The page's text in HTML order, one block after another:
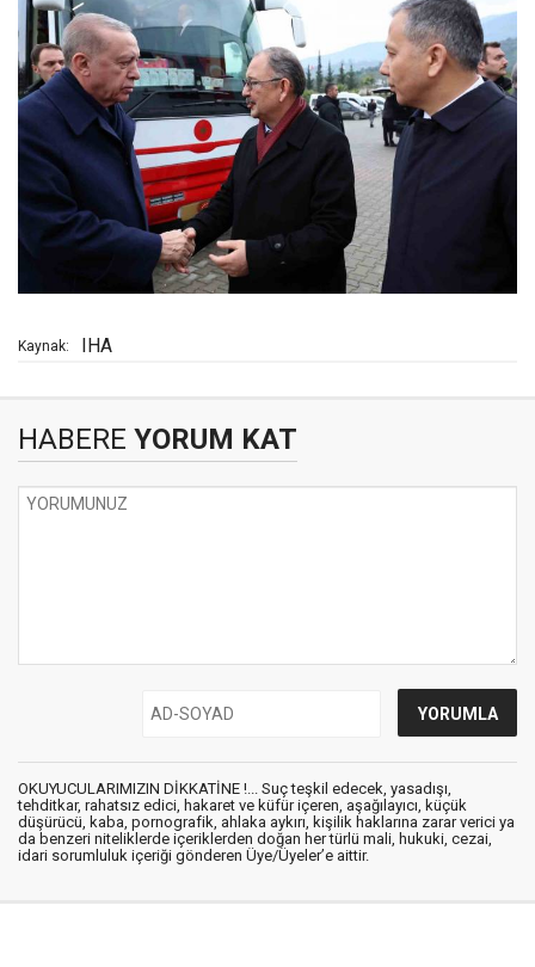
Kaynak: IHA
HABERE YORUM KAT
OKUYUCULARIMIZIN DİKKATİNE !... Suç teşkil edecek, yasadışı,
tehditkar, rahatsız edici, hakaret ve küfür içeren, aşağılayıcı, küçük
düşürücü, kaba, pornografik, ahlaka aykırı, kişilik haklarına zarar verici ya
da benzeri niteliklerde içeriklerden doğan her türlü mali, hukuki, cezai,
idari sorumluluk içeriği gönderen Üye/Üyeler’e aittir.